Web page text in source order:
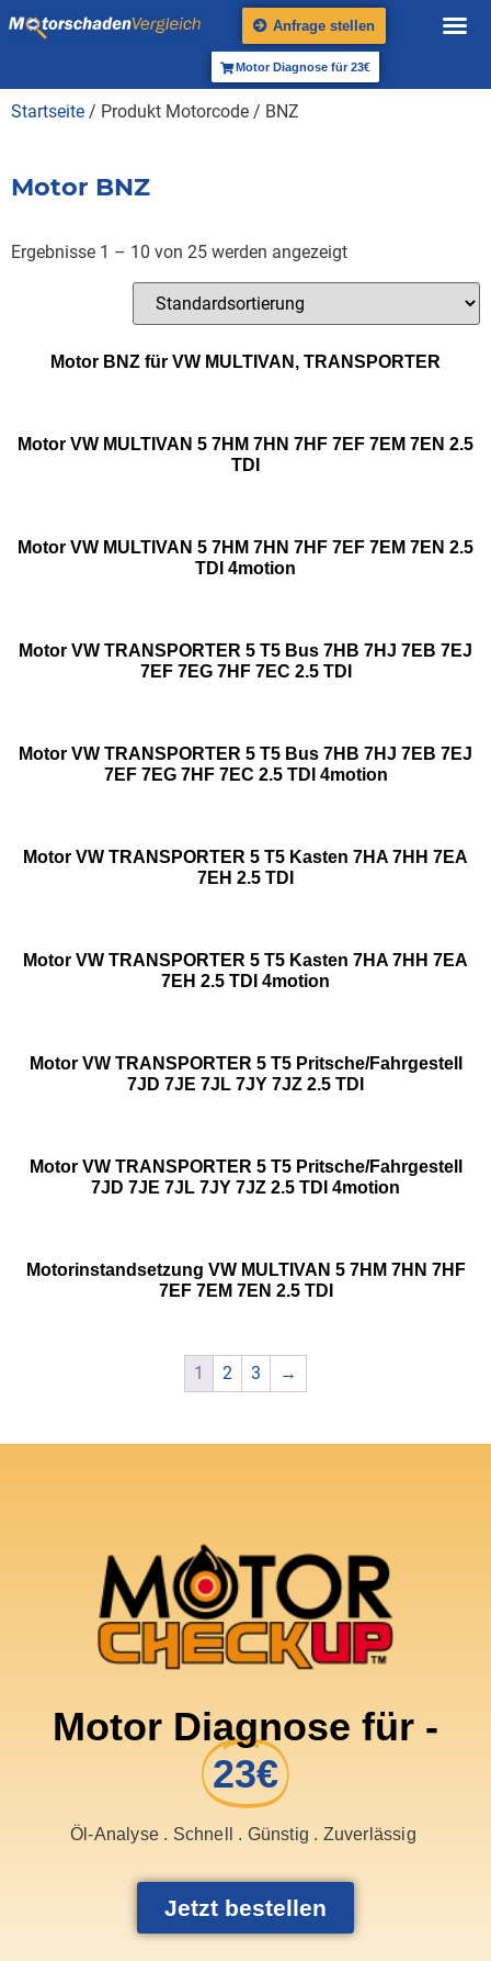
Anfrage stellen
Motor Diagnose für 23€
Startseite / Produkt Motorcode / BNZ
Motor BNZ
Ergebnisse 1 – 10 von 25 werden angezeigt
Motor BNZ für VW MULTIVAN, TRANSPORTER
Motor VW MULTIVAN 5 7HM 7HN 7HF 7EF 7EM 7EN 2.5
TDI
Motor VW MULTIVAN 5 7HM 7HN 7HF 7EF 7EM 7EN 2.5
TDI 4motion
Motor VW TRANSPORTER 5 T5 Bus 7HB 7HJ 7EB 7EJ
7EF 7EG 7HF 7EC 2.5 TDI
Motor VW TRANSPORTER 5 T5 Bus 7HB 7HJ 7EB 7EJ
7EF 7EG 7HF 7EC 2.5 TDI 4motion
Motor VW TRANSPORTER 5 T5 Kasten 7HA 7HH 7EA
7EH 2.5 TDI
Motor VW TRANSPORTER 5 T5 Kasten 7HA 7HH 7EA
7EH 2.5 TDI 4motion
Motor VW TRANSPORTER 5 T5 Pritsche/Fahrgestell
7JD 7JE 7JL 7JY 7JZ 2.5 TDI
Motor VW TRANSPORTER 5 T5 Pritsche/Fahrgestell
7JD 7JE 7JL 7JY 7JZ 2.5 TDI 4motion
Motorinstandsetzung VW MULTIVAN 5 7HM 7HN 7HF
7EF 7EM 7EN 2.5 TDI
1 2 3 →
Motor Diagnose für -
23€
Öl-Analyse . Schnell . Günstig . Zuverlässig
Jetzt bestellen